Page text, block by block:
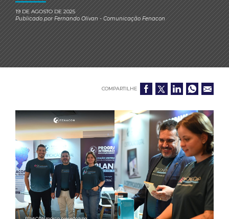
19 DE AGOSTO DE 2025
Publicado porFernando Olivan- Comunicação Fenacon
COMPARTILHE